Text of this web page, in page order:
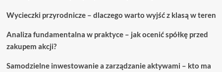
Wycieczki przyrodnicze – dlaczego warto wyjść z klasą w teren
Analiza fundamentalna w praktyce – jak ocenić spółkę przed
zakupem akcji?
Samodzielne inwestowanie a zarządzanie aktywami – kto ma